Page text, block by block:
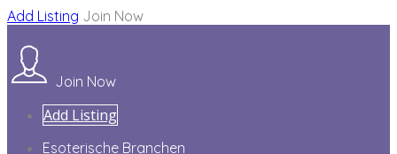
Add Listing Join Now
Join Now
Add Listing
Esoterische Branchen